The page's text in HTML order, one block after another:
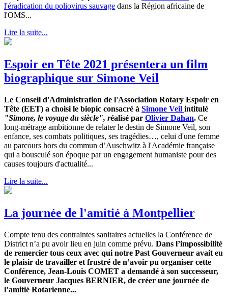
l'éradication du poliovirus sauvage dans la Région africaine de
l'OMS...
Lire la suite...
Espoir en Tête 2021 présentera un film
biographique sur Simone Veil
Le Conseil d'Administration de l'Association Rotary Espoir en
Tête (EET) a choisi le biopic consacré à Simone Veil intitulé
"Simone, le voyage du siècle", réalisé par Olivier Dahan. Ce
long-métrage ambitionne de relater le destin de Simone Veil, son
enfance, ses combats politiques, ses tragédies…, celui d'une femme
au parcours hors du commun d’Auschwitz à l'Académie française
qui a bousculé son époque par un engagement humaniste pour des
causes toujours d'actualité...
Lire la suite...
La journée de l'amitié à Montpellier
Compte tenu des contraintes sanitaires actuelles la Conférence de
District n’a pu avoir lieu en juin comme prévu. Dans l’impossibilité
de remercier tous ceux avec qui notre Past Gouverneur avait eu
le plaisir de travailler et frustré de n’avoir pu organiser cette
Conférence, Jean-Louis COMET a demandé à son successeur,
le Gouverneur Jacques BERNIER, de créer une journée de
l’amitié Rotarienne...